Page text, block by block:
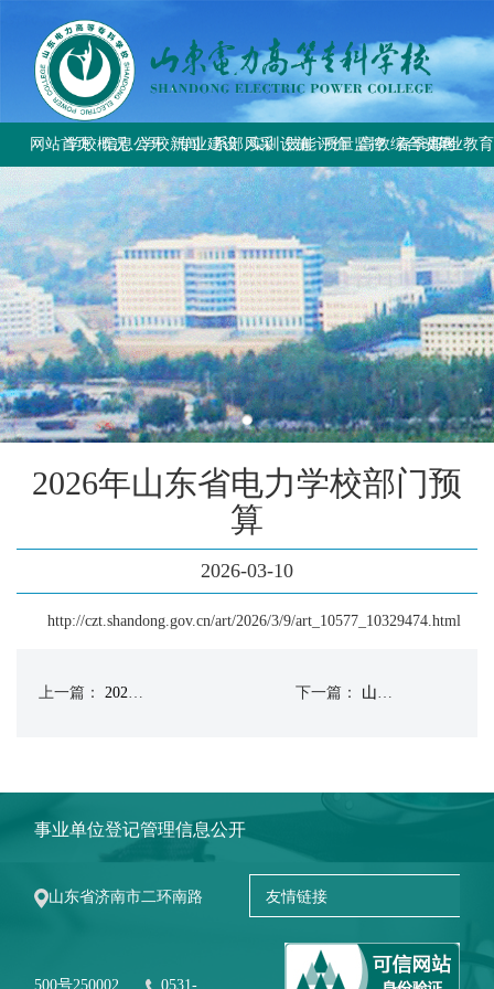
网站首页学校概况
学校简介
学校章程
历史沿革
规章制度
校园风貌
信息公开学校新闻
学校要闻
校园公告
专业建设
专业设置
方案标准建设
教材课程建设
师资队伍建设
实训资源建设
学生技能大赛
系部风采
电气工程系
电气自动化系
动力工程系
计量工程系
信息工程系
基础教学部
实训设施
总体简介
重点实训室
技能评价
工作信息
政策规定
评价计划
证书查询
质量监控
工作动态
规章制度
高教综合改革
教育部与省教
改革工作推
春季高考
上级文件
通知公告
成绩查询
职业教
2026年山东省电力学校部门预
算
2026-03-10
http://czt.shandong.gov.cn/art/2026/3/9/art_10577_10329474.html
上一篇： 2026年山东省电力学校单位预算 下一篇： 山东电力高等专科学校2025年秋-2026年春学年第二学期高等职业教育教材选用结果的公示
事业单位登记管理信息公开
山东省济南市二环南路
500号250002 0531-